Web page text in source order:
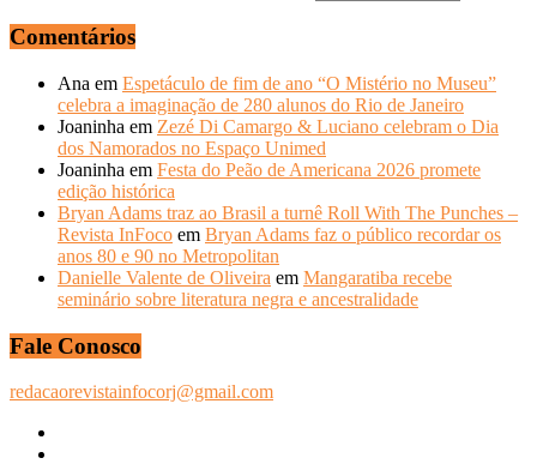
Comentários
Ana em Espetáculo de fim de ano “O Mistério no Museu”
celebra a imaginação de 280 alunos do Rio de Janeiro
Joaninha em Zezé Di Camargo & Luciano celebram o Dia
dos Namorados no Espaço Unimed
Joaninha em Festa do Peão de Americana 2026 promete
edição histórica
Bryan Adams traz ao Brasil a turnê Roll With The Punches –
Revista InFoco em Bryan Adams faz o público recordar os
anos 80 e 90 no Metropolitan
Danielle Valente de Oliveira em Mangaratiba recebe
seminário sobre literatura negra e ancestralidade
Fale Conosco
redacaorevistainfocorj@gmail.com